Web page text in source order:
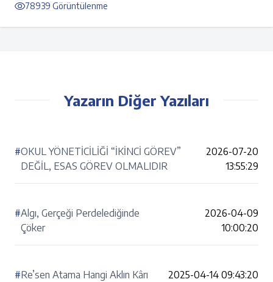
78939 Görüntülenme
Yazarın Diğer Yazıları
#OKUL YÖNETİCİLİĞİ “İKİNCİ GÖREV”
DEĞİL, ESAS GÖREV OLMALIDIR
2026-07-20
13:55:29
#Algı, Gerçeği Perdelediğinde
Çöker
2026-04-09
10:00:20
#Re’sen Atama Hangi Aklın Kârı 2025-04-14 09:43:20